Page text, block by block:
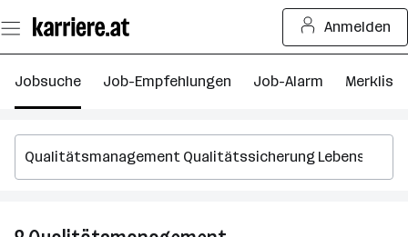
Seiteninhalt
springen
Anmelden
Jobsuche Job-Empfehlungen Job-Alarm Merkliste